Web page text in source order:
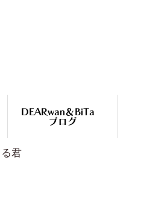
DEARwan＆BiTa
ブログ
BiTa ブログ
る君